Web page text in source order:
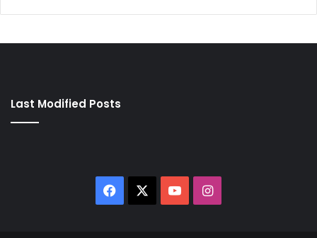
Last Modified Posts
Facebook YouTubeInstagram